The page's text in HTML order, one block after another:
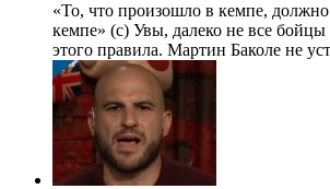
«То, что произошло в кемпе, должно
кемпе» (с) Увы, далеко не все
этого правила. Мартин Баколе не